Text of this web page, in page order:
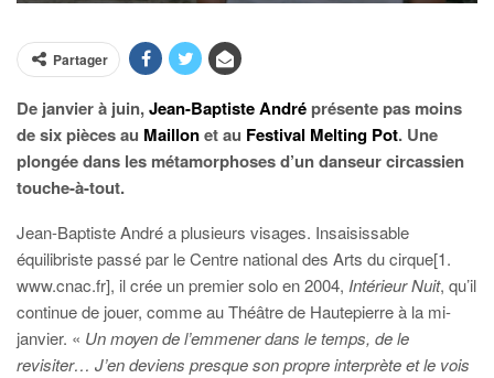
Partager
De janvier à juin,Jean-Baptiste André présente pas moins
de six pièces au Maillonet au Festival Melting Pot. Une
plongée dans les métamorphoses d’un danseur circassien
touche-à-tout.
Jean-Baptiste André a plusieurs visages. Insaisissable
équilibriste passé par le Centre national des Arts du cirque[1.
www.cnac.fr], il crée un premier solo en 2004, Intérieur Nuit, qu’il
continue de jouer, comme au Théâtre de Hautepierre à la mi-
janvier. « Un moyen de l’emmener dans le temps, de le
revisiter… J’en deviens presque son propre interprète et le vois